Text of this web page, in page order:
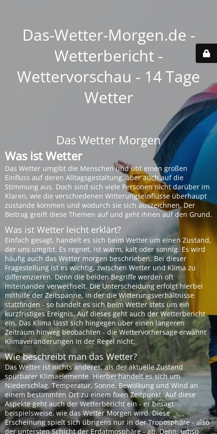
Das-Wetter-Morgen.de -
Wetterbericht -
Wettervorschau - 14 Tage
Wetter
Das Wetter Morgen
Was ist Wetter
Das Wetter umgibt die Menschen und übt einen großen
Einfluss auf deren Alltagsgestaltung, aber auch auf die
Stimmung aus. Doch sind sich viele Personen nicht darüber im
Klaren, wie die verschiedenen Witterungseinflüsse überhaupt
zustande kommen und wodurch sie sich auszeichnen. Der
Beitrag greift diese Themen auf und geht ihnen auf den Grund.
Was ist Wetter leicht erklärt?
Einfach gesagt, handelt es sich beim Wetter um einen Zustand,
der uns umgibt. Es regnet, ist warm, kalt oder sonnig. Es wird
häufig auch das Wetter morgen beschrieben. Bei dieser
Fragestellung ist es wichtig, zwischen Wetter und Klima zu
differenzieren. Denn die beiden Begriffe werden oft
miteinander verwechselt. Die Unterscheidung erfolgt hierbei
mithilfe der Zeitspanne, in der die Witterungsverhältnisse
stattfinden - so handelt es sich beim Wetter stets um ein
kurzfristiges Ereignis. Auf dieses geht auch der Wetterbericht
ein. Das Klima lässt sich hingegen über einen längeren
Zeitraum hinweg beobachten - die Wettervorhersage erwähnt
Klimaveränderungen in der Regel nicht.
Wie beschreibt man das Wetter?
Das Wetter ist nichts anderes, als der aktuelle Zustand
spürbarer Klimaelemente. Hierbei handelt es sich um
Niederschlag, Temperatur, Sonne, Bewölkung und Wind an
einem bestimmten Ort zu einem fixen Zeitpunkt. Auf diese
Aspekte geht auch der Wetterbericht ein - er besagt
beispielsweise, wie das Wetter Morgen wird. Diese
Erscheinung spielt sich übrigens nur in der Troposphäre - also
der untersten Schicht der Erdatmosphäre - ab. Denn: umso